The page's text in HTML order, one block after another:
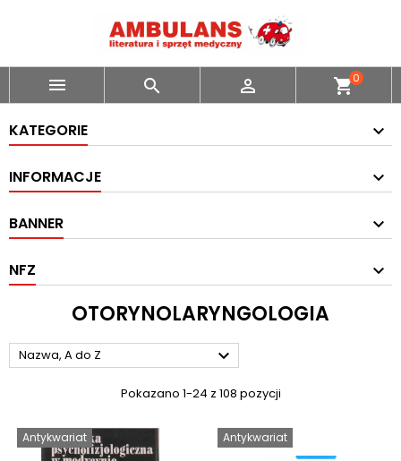
   shopping_cart0
KATEGORIE
INFORMACJE
BANNER
NFZ
OTORYNOLARYNGOLOGIA
Nazwa, A do Z 
Pokazano 1-24 z 108 pozycji
Antykwariat Antykwariat